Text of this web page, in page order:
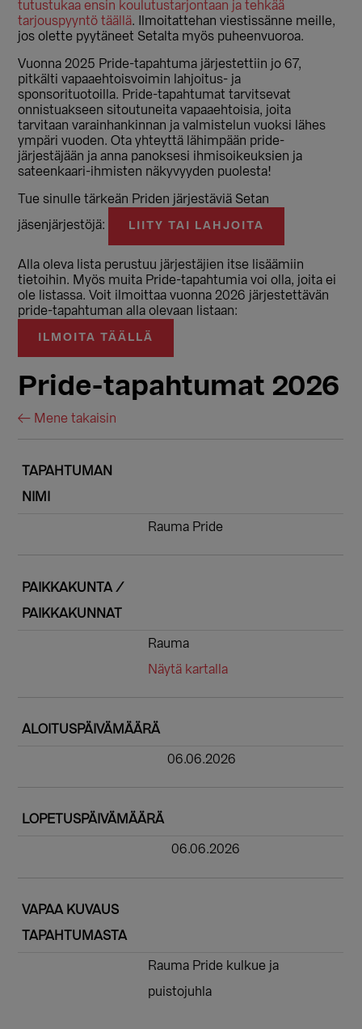
tutustukaa ensin koulutustarjontaan ja tehkää
tarjouspyyntö täällä. Ilmoitattehan viestissänne meille,
jos olette pyytäneet Setalta myös puheenvuoroa.
Vuonna 2025 Pride-tapahtuma järjestettiin jo 67,
pitkälti vapaaehtoisvoimin lahjoitus- ja
sponsorituotoilla. Pride-tapahtumat tarvitsevat
onnistuakseen sitoutuneita vapaaehtoisia, joita
tarvitaan varainhankinnan ja valmistelun vuoksi lähes
ympäri vuoden. Ota yhteyttä lähimpään pride-
järjestäjään ja anna panoksesi ihmisoikeuksien ja
sateenkaari-ihmisten näkyvyyden puolesta!
Tue sinulle tärkeän Priden järjestäviä Setan
jäsenjärjestöjä:
LIITY TAI LAHJOITA
Alla oleva lista perustuu järjestäjien itse lisäämiin
tietoihin. Myös muita Pride-tapahtumia voi olla, joita ei
ole listassa. Voit ilmoittaa vuonna 2026 järjestettävän
pride-tapahtuman alla olevaan listaan:
ILMOITA TÄÄLLÄ
Pride-tapahtumat 2026
← Mene takaisin
TAPAHTUMAN
NIMI
Rauma Pride
PAIKKAKUNTA /
PAIKKAKUNNAT
Rauma
Näytä kartalla
ALOITUSPÄIVÄMÄÄRÄ
06.06.2026
LOPETUSPÄIVÄMÄÄRÄ
06.06.2026
VAPAA KUVAUS
TAPAHTUMASTA
Rauma Pride kulkue ja
puistojuhla